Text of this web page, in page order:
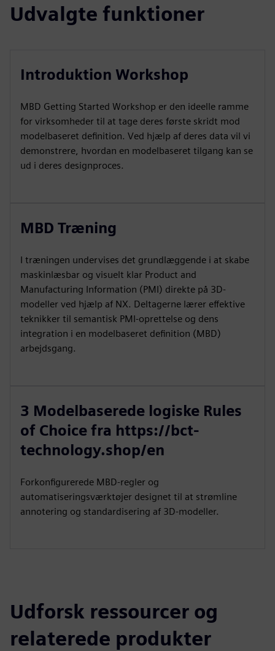
Udvalgte funktioner
Introduktion Workshop
MBD Getting Started Workshop er den ideelle ramme
for virksomheder til at tage deres første skridt mod
modelbaseret definition. Ved hjælp af deres data vil vi
demonstrere, hvordan en modelbaseret tilgang kan se
ud i deres designproces.
MBD Træning
I træningen undervises det grundlæggende i at skabe
maskinlæsbar og visuelt klar Product and
Manufacturing Information (PMI) direkte på 3D-
modeller ved hjælp af NX. Deltagerne lærer effektive
teknikker til semantisk PMI-oprettelse og dens
integration i en modelbaseret definition (MBD)
arbejdsgang.
3 Modelbaserede logiske Rules
of Choice fra https://bct-
technology.shop/en
Forkonfigurerede MBD-regler og
automatiseringsværktøjer designet til at strømline
annotering og standardisering af 3D-modeller.
Udforsk ressourcer og
relaterede produkter